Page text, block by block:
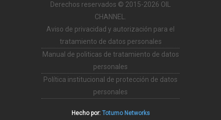
Derechos reservados © 2015-2026 OIL
CHANNEL.
Aviso de privacidad y autorización para el
tratamiento de datos personales
Manual de politicas de tratamiento de datos
personales
Política institucional de protección de datos
personales
Hecho por: Totumo Networks